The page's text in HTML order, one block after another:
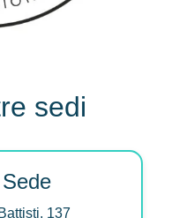
sedi
137